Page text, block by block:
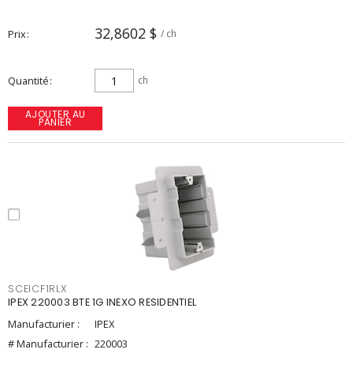
Prix 32,8602 $ / ch
Quantité ch
AJOUTER AU
PANIER
SCEICF1RLX
IPEX 220003 BTE 1G INEXO RESIDENTIEL
Manufacturier :
IPEX
# Manufacturier : 220003